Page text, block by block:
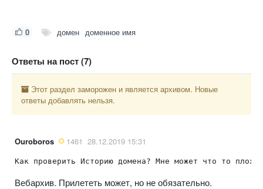
0 домен доменное имя
Ответы на пост (7)
Этот раздел заморожен и является архивом. Новые
ответы добавлять нельзя.
Ouroboros 1461 28.12.2019 15:31
Как проверить Историю домена? Мне может что то
Вебархив. Прилететь может, но не обязательно.